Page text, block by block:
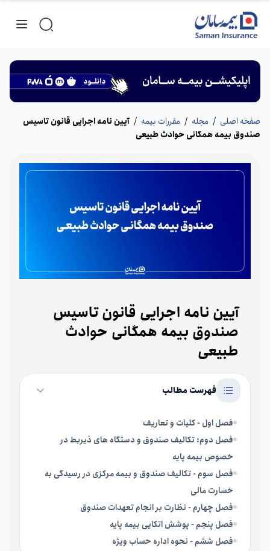
صفحه اصلی / مجله / مقررات بیمه / آیین نامه اجرایی قانون تاسیس
صندوق بیمه همگانی حوادث طبیعی
آیین نامه اجرایی قانون تاسیس
صندوق بیمه همگانی حوادث
طبیعی
فهرست مطالب
فصل اول - کلیات و تعاریف
فصل دوم: تکالیف صندوق و دستگاه های ذیربط در
خصوص بیمه پایه
فصل سوم - تکالیف صندوق و بیمه مرکزی در رسیدگی به
خسارت مالی
فصل چهارم - نظارت بر انجام تعهدات صندوق
فصل پنجم - پوشش اتکایی بیمه پایه
فصل ششم - نحوه اداره حساب ویژه